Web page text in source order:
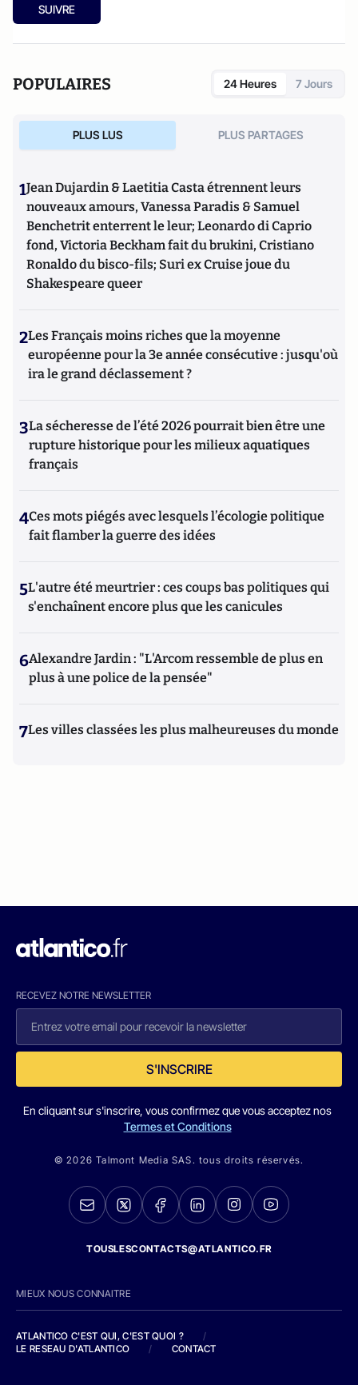
SUIVRE
POPULAIRES 24 Heures 7 Jours
PLUS LUS PLUS PARTAGES
1Jean Dujardin & Laetitia Casta étrennent leurs
nouveaux amours, Vanessa Paradis & Samuel
Benchetrit enterrent le leur; Leonardo di Caprio
fond, Victoria Beckham fait du brukini, Cristiano
Ronaldo du bisco-fils; Suri ex Cruise joue du
Shakespeare queer
2Les Français moins riches que la moyenne
européenne pour la 3e année consécutive : jusqu'où
ira le grand déclassement ?
3La sécheresse de l’été 2026 pourrait bien être une
rupture historique pour les milieux aquatiques
français
4Ces mots piégés avec lesquels l’écologie politique
fait flamber la guerre des idées
5L'autre été meurtrier : ces coups bas politiques qui
s'enchaînent encore plus que les canicules
6Alexandre Jardin : "L'Arcom ressemble de plus en
plus à une police de la pensée"
7Les villes classées les plus malheureuses du monde
RECEVEZ NOTRE NEWSLETTER
S'INSCRIRE
En cliquant sur s'inscrire, vous confirmez que vous acceptez nos
Termes et Conditions
© 2026 Talmont Media SAS. tous droits réservés.
TOUSLESCONTACTS@ATLANTICO.FR
MIEUX NOUS CONNAITRE
ATLANTICO C'EST QUI, C'EST QUOI ?
/
LE RESEAU D'ATLANTICO
/ CONTACT